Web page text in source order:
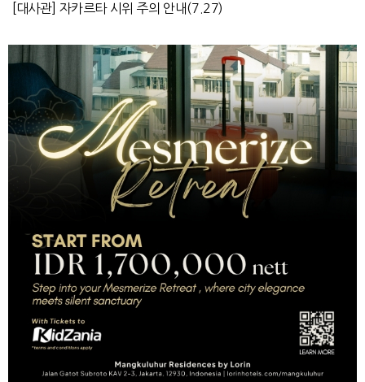
[대사관] 자카르타 시위 주의 안내(7.27)